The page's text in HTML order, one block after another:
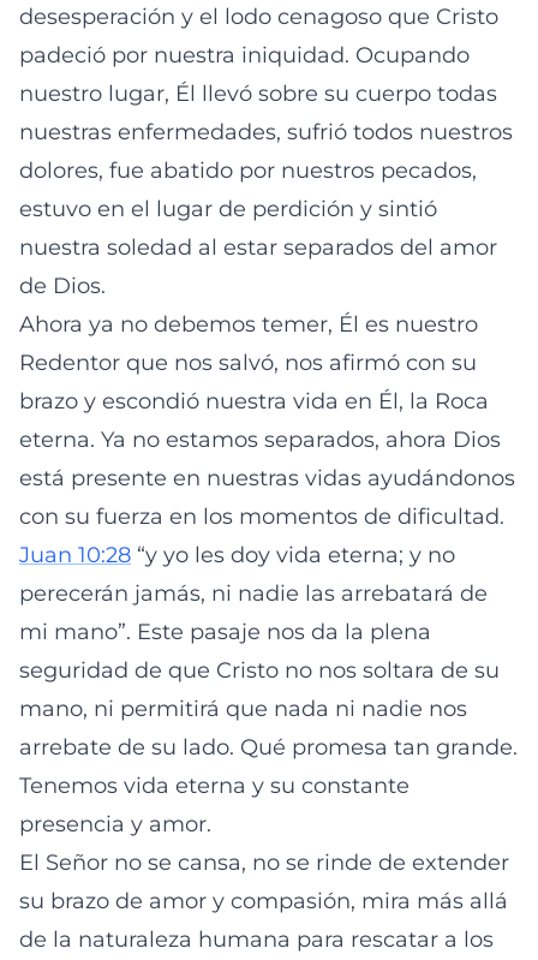
desesperación y el lodo cenagoso que Cristo
padeció por nuestra iniquidad. Ocupando
nuestro lugar, Él llevó sobre su cuerpo todas
nuestras enfermedades, sufrió todos nuestros
dolores, fue abatido por nuestros pecados,
estuvo en el lugar de perdición y sintió
nuestra soledad al estar separados del amor
de Dios.
Ahora ya no debemos temer, Él es nuestro
Redentor que nos salvó, nos afirmó con su
brazo y escondió nuestra vida en Él, la Roca
eterna. Ya no estamos separados, ahora Dios
está presente en nuestras vidas ayudándonos
con su fuerza en los momentos de dificultad.
Juan 10:28 “y yo les doy vida eterna; y no
perecerán jamás, ni nadie las arrebatará de
mi mano”. Este pasaje nos da la plena
seguridad de que Cristo no nos soltara de su
mano, ni permitirá que nada ni nadie nos
arrebate de su lado. Qué promesa tan grande.
Tenemos vida eterna y su constante
presencia y amor.
El Señor no se cansa, no se rinde de extender
su brazo de amor y compasión, mira más allá
de la naturaleza humana para rescatar a los